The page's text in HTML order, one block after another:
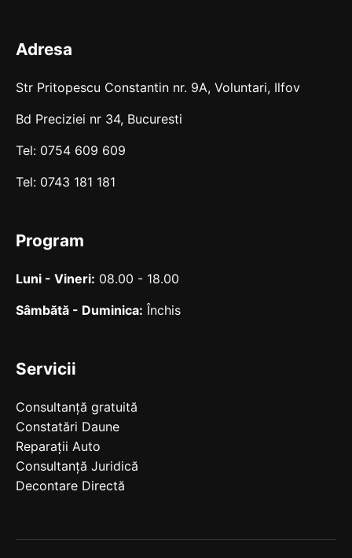
Adresa
Str Pritopescu Constantin nr. 9A, Voluntari, Ilfov
Bd Preciziei nr 34, Bucuresti
Tel: 0754 609 609
Tel: 0743 181 181
Program
Luni - Vineri: 08.00 - 18.00
Sâmbătă - Duminica: Închis
Servicii
Consultanță gratuită
Constatări Daune
Reparații Auto
Consultanță Juridică
Decontare Directă